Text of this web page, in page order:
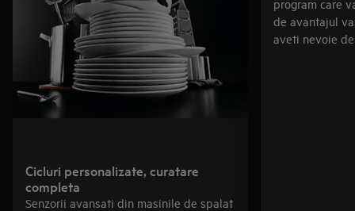
Cicluri personalizate, curatare
completa
Senzorii avansati din masinile de spalat
program care
de avantajul
aveti nevoie